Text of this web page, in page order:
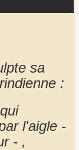
sa
:
l'aigle -
- ,